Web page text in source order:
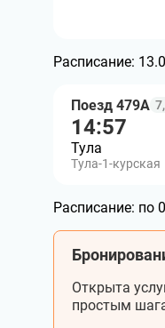
Расписание:
Поезд 479А
14:57
Тула
Тула-1-курская
Расписание: по
Открыта
простым